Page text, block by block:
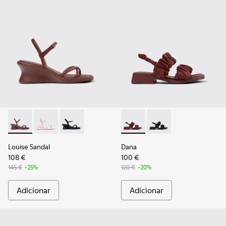
Louise Sandal - K201916-002 - Sapatos tipo sandália em
Louise Sandal - K201916-003
Louise Sandal - K201916-001
Louise Sandal
108 €
145 € -25%
Adicionar
Dana - K201894-003 -
Dana - K201894-001
Dana
100 €
120 € -20%
Adicionar